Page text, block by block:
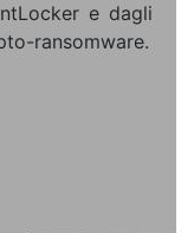
e dagli
ransomware.